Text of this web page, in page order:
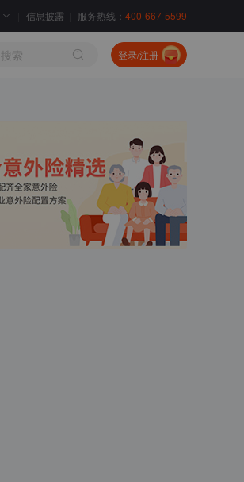
信息披露 服务热线： 400-667-5599
登录/注册